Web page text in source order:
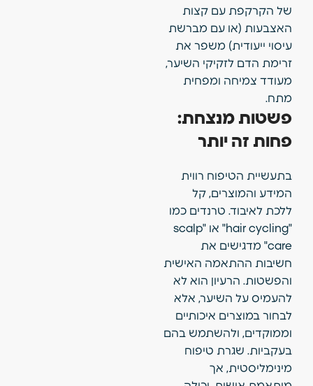
של הקרקפת עם קצות
האצבעות (או עם מברשת
עיסוי ייעודית) משפר את
זרימת הדם לזקיקי השיער,
מעודד צמיחה ומפחית
מתח.
פשטות מנצחת:
פחות זה יותר
בתעשיית הטיפוח רווית
המידע והמוצרים, קל
ללכת לאיבוד. טרנדים כמו
"hair cycling" או "scalp
care" מדגישים את
חשיבות ההתאמה האישית
והפשטות. הרעיון הוא לא
להעמיס על השיער, אלא
לבחור במוצרים איכותיים
וממוקדים, ולהשתמש בהם
בעקביות. שגרת טיפוח
מינימליסטית, אך